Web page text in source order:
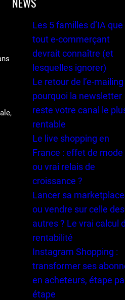
NEWS
Les 5 familles d’IA que
tout e-commerçant
devrait connaître (et
lesquelles ignorer)
Le retour de l’e-mailing
pourquoi la newsletter
reste votre canal le
rentable
Le live shopping en
France : effet de mode
ou vrai relais de
croissance ?
Lancer sa marketplace
ou vendre sur celle des
autres ? Le vrai calcul
rentabilité
Instagram Shopping :
transformer ses
en acheteurs, étape
étape